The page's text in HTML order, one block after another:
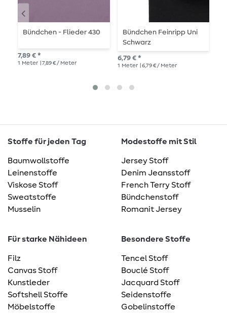
Bündchen - Flieder 430
7,89 € *
1 Meter | 7,89 € / Meter
Bündchen Feinripp Uni
Schwarz
6,79 € *
1 Meter | 6,79 € / Meter
Stoffe für jeden Tag
Baumwollstoffe
Leinenstoffe
Viskose Stoff
Sweatstoffe
Musselin
Modestoffe mit Stil
Jersey Stoff
Denim Jeansstoff
French Terry Stoff
Bündchenstoff
Romanit Jersey
Für starke Nähideen
Filz
Canvas Stoff
Kunstleder
Softshell Stoffe
Möbelstoffe
Besondere Stoffe
Tencel Stoff
Bouclé Stoff
Jacquard Stoff
Seidenstoffe
Gobelinstoffe